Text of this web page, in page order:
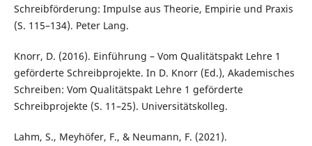
Schreibförderung: Impulse aus Theorie, Empirie und Praxis
(S. 115–134). Peter Lang.
Knorr, D. (2016). Einführung – Vom Qualitätspakt Lehre 1
geförderte Schreibprojekte. In D. Knorr (Ed.), Akademisches
Schreiben: Vom Qualitätspakt Lehre 1 geförderte
Schreibprojekte (S. 11–25). Universitätskolleg.
Lahm, S., Meyhöfer, F., & Neumann, F. (2021).